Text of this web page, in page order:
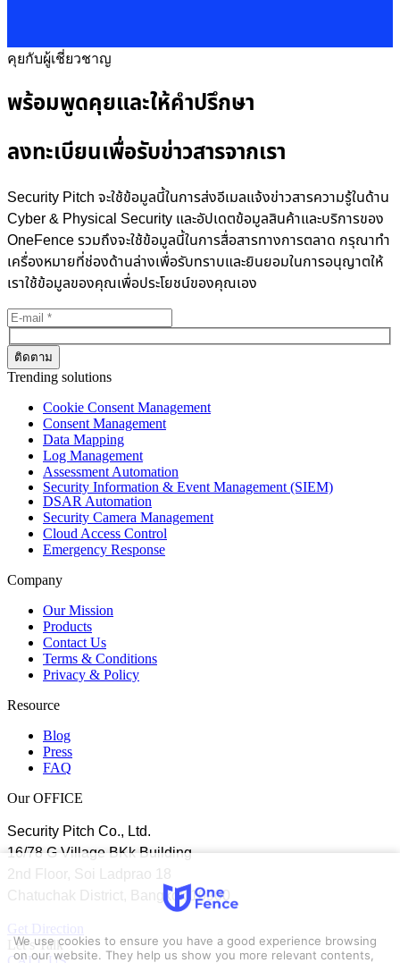
คุยกับผู้เชี่ยวชาญ
พร้อมพูดคุยและให้คำปรึกษา
ลงทะเบียนเพื่อรับข่าวสารจากเรา
Security Pitch จะใช้ข้อมูลนี้ในการส่งอีเมลแจ้งข่าวสารความรู้ในด้าน
Cyber & Physical Security และอัปเดตข้อมูลสินค้าและบริการของ
OneFence รวมถึงจะใช้ข้อมูลนี้ในการสื่อสารทางการตลาด กรุณาทำ
เครื่องหมายที่ช่องด้านล่างเพื่อรับทราบและยินยอมในการอนุญาตให้
เราใช้ข้อมูลของคุณเพื่อประโยชน์ของคุณเอง
Trending solutions
Cookie Consent Management
Consent Management
Data Mapping
Log Management
Assessment Automation
Security Information & Event Management (SIEM)
DSAR Automation
Security Camera Management
Cloud Access Control
Emergency Response
Company
Our Mission
Products
Contact Us
Terms & Conditions
Privacy & Policy
Resource
Blog
Press
FAQ
Our OFFICE
Security Pitch Co., Ltd.
16/78 G Village BKk Building
2nd Floor, Soi Ladprao 18
Chatuchak District, Bangkok 10900
Get Direction
Let’s Talk
We use cookies to ensure you have a good experience browsing
on our website. They help us show you more relevant contents,